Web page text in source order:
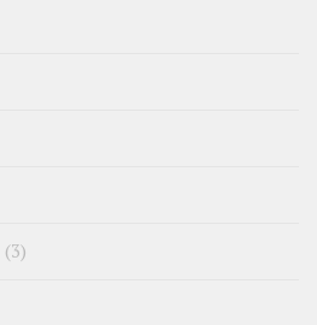
(3)